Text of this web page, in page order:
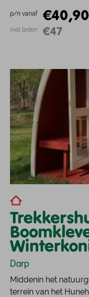
p/n vanaf €40,90
niet leden €47
Darp
Middenin het
terrein van het